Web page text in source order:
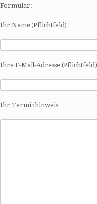
Formular:
Ihr Name (Pflichtfeld)
Ihre E-Mail-Adresse (Pflichtfeld)
Ihr Terminhinweis